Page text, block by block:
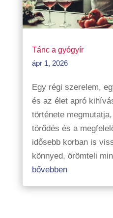
Tánc a gyógyír
ápr 1, 2026
Egy régi szerelem,
és az élet apró
története
törődés és a
idősebb korban is
könnyed, örömteli
bővebben